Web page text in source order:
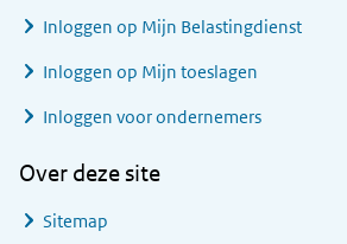
Inloggen op Mijn Belastingdienst
Inloggen op Mijn toeslagen
Inloggen voor ondernemers
Over deze site
Sitemap